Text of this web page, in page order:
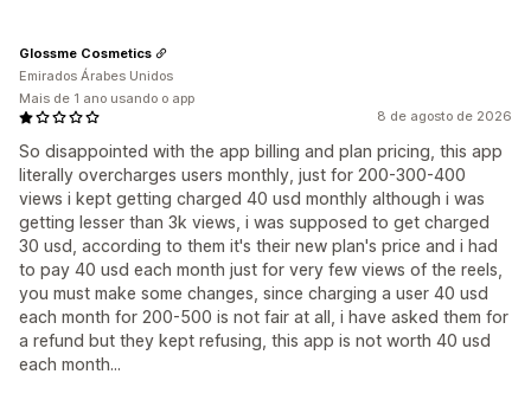
8 de agosto de 2026
So disappointed with the app billing and plan pricing, this app
literally overcharges users monthly, just for 200-300-400
views i kept getting charged 40 usd monthly although i was
getting lesser than 3k views, i was supposed to get charged
30 usd, according to them it's their new plan's price and i had
to pay 40 usd each month just for very few views of the reels,
you must make some changes, since charging a user 40 usd
each month for 200-500 is not fair at all, i have asked them for
a refund but they kept refusing, this app is not worth 40 usd
each month...
Glossme Cosmetics
Emirados Árabes Unidos
Mais de 1 ano usando o app